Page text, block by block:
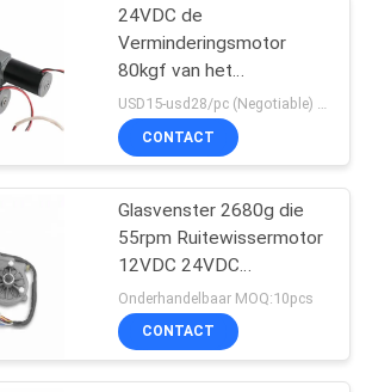
24VDC de
Verminderingsmotor
80kgf van het
wormtoestel. Cm voor
Grote Machinary
CONTACT
Glasvenster 2680g die
55rpm Ruitewissermotor
12VDC 24VDC
vervangen
Onderhandelbaar MOQ:10pcs
CONTACT